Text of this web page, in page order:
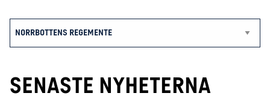
SENASTE NYHETERNA